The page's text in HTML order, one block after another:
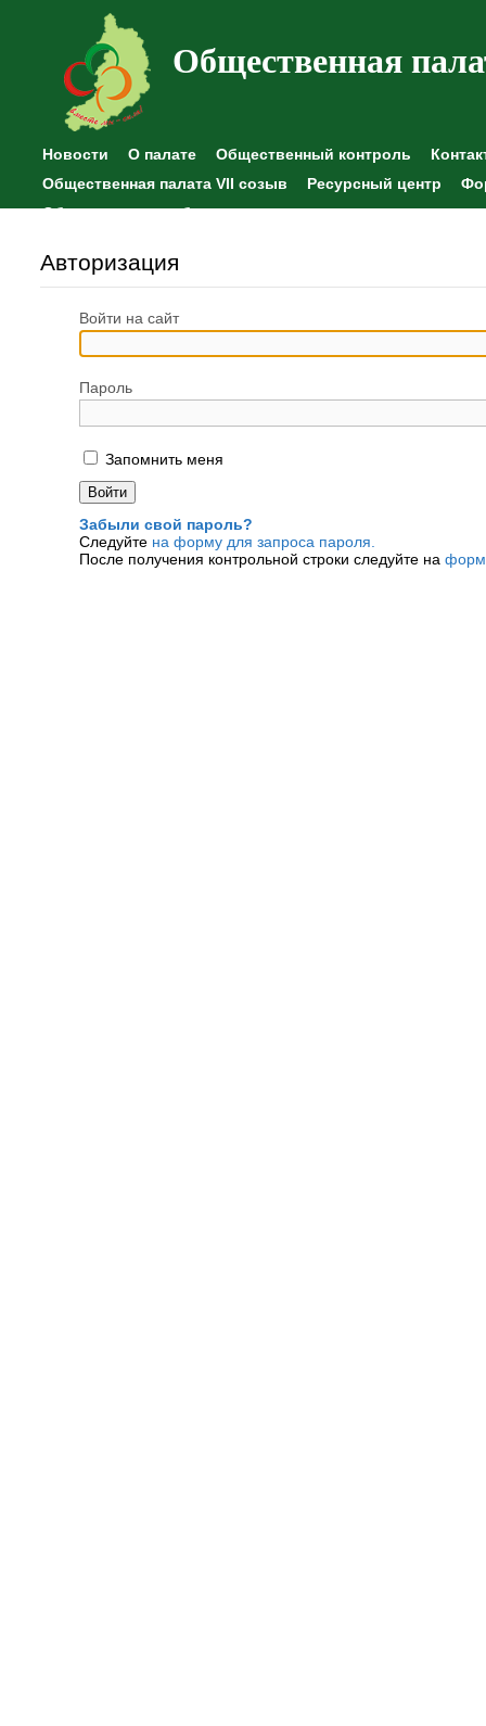
Общественная
Новости О палате Общественный контроль
Общественная палата VII созыв
Ресурсный центр
Общественные наблюдения
Авторизация
Войти на сайт
Пароль
Запомнить меня
Забыли свой пароль?
Следуйте на форму для запроса пароля.
После получения контрольной строки следуйте на